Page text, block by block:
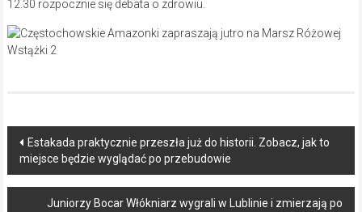
12.30 rozpocznie się debata o zdrowiu.
Post
navigation
Estakada praktycznie przeszła już do historii. Zobacz, jak to
miejsce będzie wyglądać po przebudowie
Juniorzy Bocar Włókniarz wygrali w Lublinie i zmierzają po